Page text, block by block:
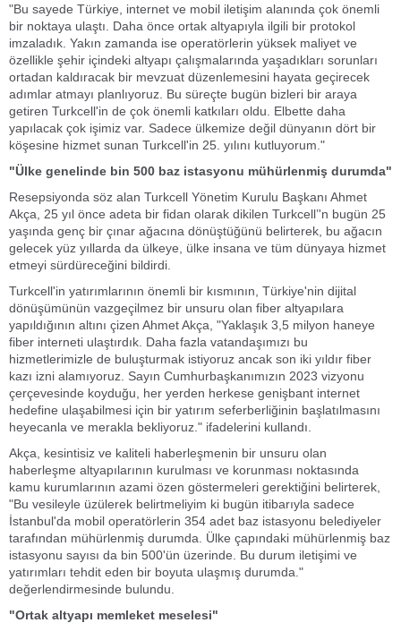
"Bu sayede Türkiye, internet ve mobil iletişim alanında çok önemli
bir noktaya ulaştı. Daha önce ortak altyapıyla ilgili bir protokol
imzaladık. Yakın zamanda ise operatörlerin yüksek maliyet ve
özellikle şehir içindeki altyapı çalışmalarında yaşadıkları sorunları
ortadan kaldıracak bir mevzuat düzenlemesini hayata geçirecek
adımlar atmayı planlıyoruz. Bu süreçte bugün bizleri bir araya
getiren Turkcell'in de çok önemli katkıları oldu. Elbette daha
yapılacak çok işimiz var. Sadece ülkemize değil dünyanın dört bir
köşesine hizmet sunan Turkcell'in 25. yılını kutluyorum."
"Ülke genelinde bin 500 baz istasyonu mühürlenmiş durumda"
Resepsiyonda söz alan Turkcell Yönetim Kurulu Başkanı Ahmet
Akça, 25 yıl önce adeta bir fidan olarak dikilen Turkcell’'n bugün 25
yaşında genç bir çınar ağacına dönüştüğünü belirterek, bu ağacın
gelecek yüz yıllarda da ülkeye, ülke insana ve tüm dünyaya hizmet
etmeyi sürdüreceğini bildirdi.
Turkcell'in yatırımlarının önemli bir kısmının, Türkiye'nin dijital
dönüşümünün vazgeçilmez bir unsuru olan fiber altyapılara
yapıldığının altını çizen Ahmet Akça, "Yaklaşık 3,5 milyon haneye
fiber interneti ulaştırdık. Daha fazla vatandaşımızı bu
hizmetlerimizle de buluşturmak istiyoruz ancak son iki yıldır fiber
kazı izni alamıyoruz. Sayın Cumhurbaşkanımızın 2023 vizyonu
çerçevesinde koyduğu, her yerden herkese genişbant internet
hedefine ulaşabilmesi için bir yatırım seferberliğinin başlatılmasını
heyecanla ve merakla bekliyoruz." ifadelerini kullandı.
Akça, kesintisiz ve kaliteli haberleşmenin bir unsuru olan
haberleşme altyapılarının kurulması ve korunması noktasında
kamu kurumlarının azami özen göstermeleri gerektiğini belirterek,
"Bu vesileyle üzülerek belirtmeliyim ki bugün itibarıyla sadece
İstanbul'da mobil operatörlerin 354 adet baz istasyonu belediyeler
tarafından mühürlenmiş durumda. Ülke çapındaki mühürlenmiş baz
istasyonu sayısı da bin 500'ün üzerinde. Bu durum iletişimi ve
yatırımları tehdit eden bir boyuta ulaşmış durumda."
değerlendirmesinde bulundu.
"Ortak altyapı memleket meselesi"